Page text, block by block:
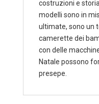
costruzioni e
modelli sono in
ultimate, sono un
camerette dei
con delle
Natale possono
presepe.